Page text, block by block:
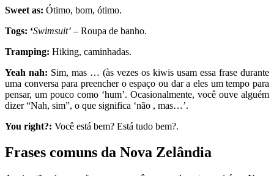
Sweet as: Ótimo, bom, ótimo.
Togs: ‘Swimsuit’ – Roupa de banho.
Tramping: Hiking, caminhadas.
Yeah nah: Sim, mas … (às vezes os kiwis usam essa frase durante
uma conversa para preencher o espaço ou dar a eles um tempo para
pensar, um pouco como ‘hum’. Ocasionalmente, você ouve alguém
dizer “Nah, sim”, o que significa ‘não , mas…’.
You right?: Você está bem? Está tudo bem?.
Frases comuns da Nova Zelândia